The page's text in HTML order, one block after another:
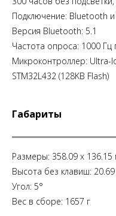
Подключение: Bluetooth и
Версия Bluetooth: 5.1
Частота опроса: 1000
Микроконтроллер: Ultra-
STM32L432 (128KB Flash)
Габариты
Размеры: 358.09 x
Высота без клавиш:
Угол: 5°
Вес в сборе: 1657 г